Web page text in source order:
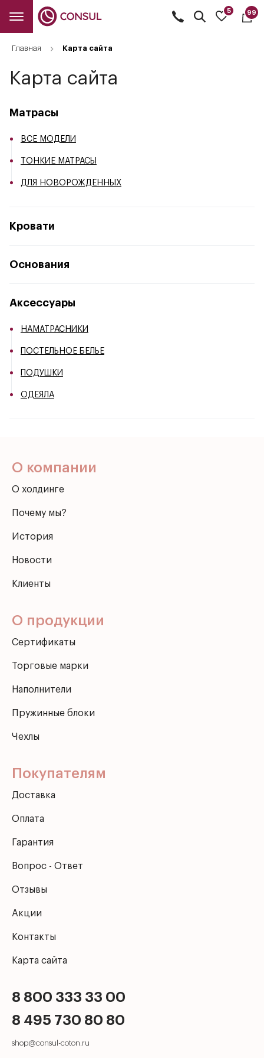
5 99
Главная Карта сайта
Карта сайта
Матрасы
ВСЕ МОДЕЛИ
ТОНКИЕ МАТРАСЫ
ДЛЯ НОВОРОЖДЕННЫХ
Кровати
Основания
Аксессуары
НАМАТРАСНИКИ
ПОСТЕЛЬНОЕ БЕЛЬЕ
ПОДУШКИ
ОДЕЯЛА
О компании
О холдинге
Почему мы?
История
Новости
Клиенты
О продукции
Сертификаты
Торговые марки
Наполнители
Пружинные блоки
Чехлы
Покупателям
Доставка
Оплата
Гарантия
Вопрос - Ответ
Отзывы
Акции
Контакты
Карта сайта
8 800 333 33 00
8 495 730 80 80
shop@consul-coton.ru